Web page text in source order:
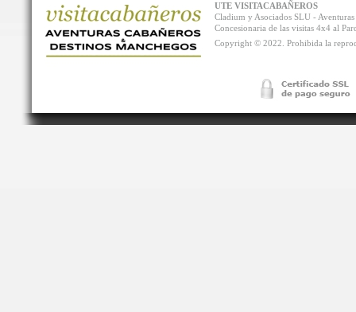
UTE VISITACABAÑEROS
Cladium y Asociados SLU -
Concesionaria de las visitas 4x4 al
Copyright © 2022. Prohibida la